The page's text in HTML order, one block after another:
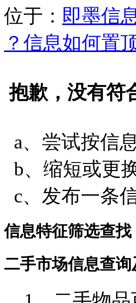
位于： 即墨信
？信息如何置
抱歉，没有符
a、尝试按信
b、缩短或更
c、发布一条
信息特征筛选查找
二手市场信息查